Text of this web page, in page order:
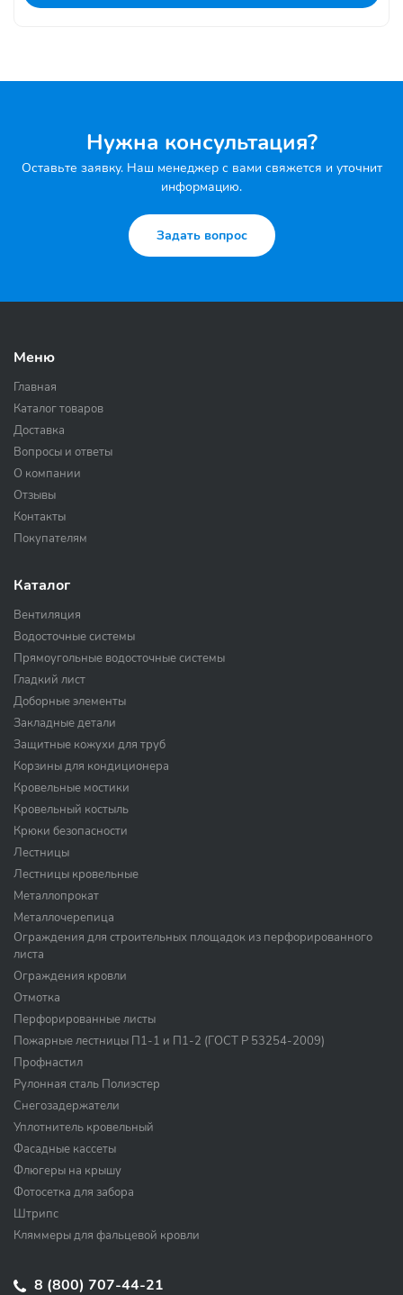
Нужна консультация?
Оставьте заявку. Наш менеджер с вами свяжется и уточнит
информацию.
Задать вопрос
Меню
Главная
Каталог товаров
Доставка
Вопросы и ответы
О компании
Отзывы
Контакты
Покупателям
Каталог
Вентиляция
Водосточные системы
Прямоугольные водосточные системы
Гладкий лист
Доборные элементы
Закладные детали
Защитные кожухи для труб
Корзины для кондиционера
Кровельные мостики
Кровельный костыль
Крюки безопасности
Лестницы
Лестницы кровельные
Металлопрокат
Металлочерепица
Ограждения для строительных площадок из перфорированного
листа
Ограждения кровли
Отмотка
Перфорированные листы
Пожарные лестницы П1-1 и П1-2 (ГОСТ Р 53254-2009)
Профнастил
Рулонная сталь Полиэстер
Снегозадержатели
Уплотнитель кровельный
Фасадные кассеты
Флюгеры на крышу
Фотосетка для забора
Штрипс
Кляммеры для фальцевой кровли
8 (800) 707-44-21